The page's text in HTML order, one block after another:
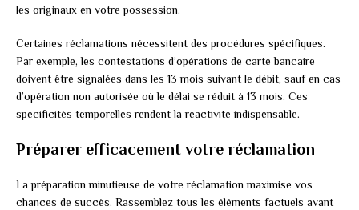
les originaux en votre possession.
Certaines réclamations nécessitent des procédures spécifiques.
Par exemple, les contestations d’opérations de carte bancaire
doivent être signalées dans les 13 mois suivant le débit, sauf en cas
d’opération non autorisée où le délai se réduit à 13 mois. Ces
spécificités temporelles rendent la réactivité indispensable.
Préparer efficacement votre réclamation
La préparation minutieuse de votre réclamation maximise vos
chances de succès. Rassemblez tous les éléments factuels avant